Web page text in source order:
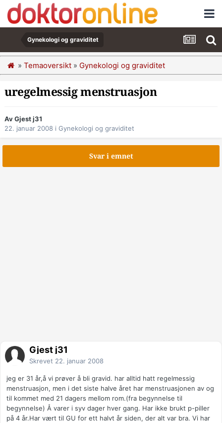
Gynekologi og graviditet
» Temaoversikt » Gynekologi og graviditet
uregelmessig menstruasjon
Av Gjest j31
22. januar 2008 i Gynekologi og graviditet
Svar i emnet
Gjest j31
Skrevet 22. januar 2008
jeg er 31 år,å vi prøver å bli gravid. har alltid hatt regelmessig
menstruasjon, men i det siste halve året har menstruasjonen av og
til kommet med 21 dagers mellom rom.(fra begynnelse til
begynnelse) Å varer i syv dager hver gang. Har ikke brukt p-piller
på 4 år.Har vært til GU for ett halvt år siden, der alt var bra. Vi har